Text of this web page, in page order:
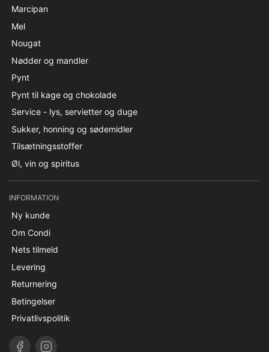
Marcipan
Mel
Nougat
Nødder og mandler
Pynt
Pynt til kage og chokolade
Service - lys, servietter og duge
Sukker, honning og sødemidler
Tilsætningsstoffer
Øl, vin og spiritus
INFORMATION
Ny kunde
Om Condi
Nets tilmeld
Levering
Returnering
Betingelser
Privatlivspolitik